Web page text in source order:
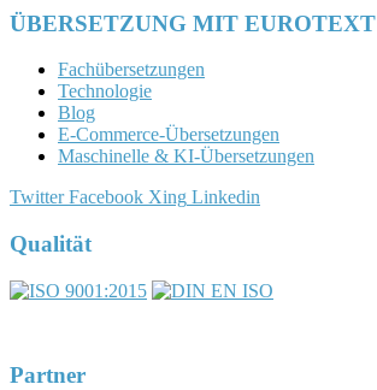
ÜBERSETZUNG MIT EUROTEXT
Fachübersetzungen
Technologie
Blog
E-Commerce-Übersetzungen
Maschinelle & KI-Übersetzungen
Twitter Facebook Xing Linkedin
Qualität
Partner